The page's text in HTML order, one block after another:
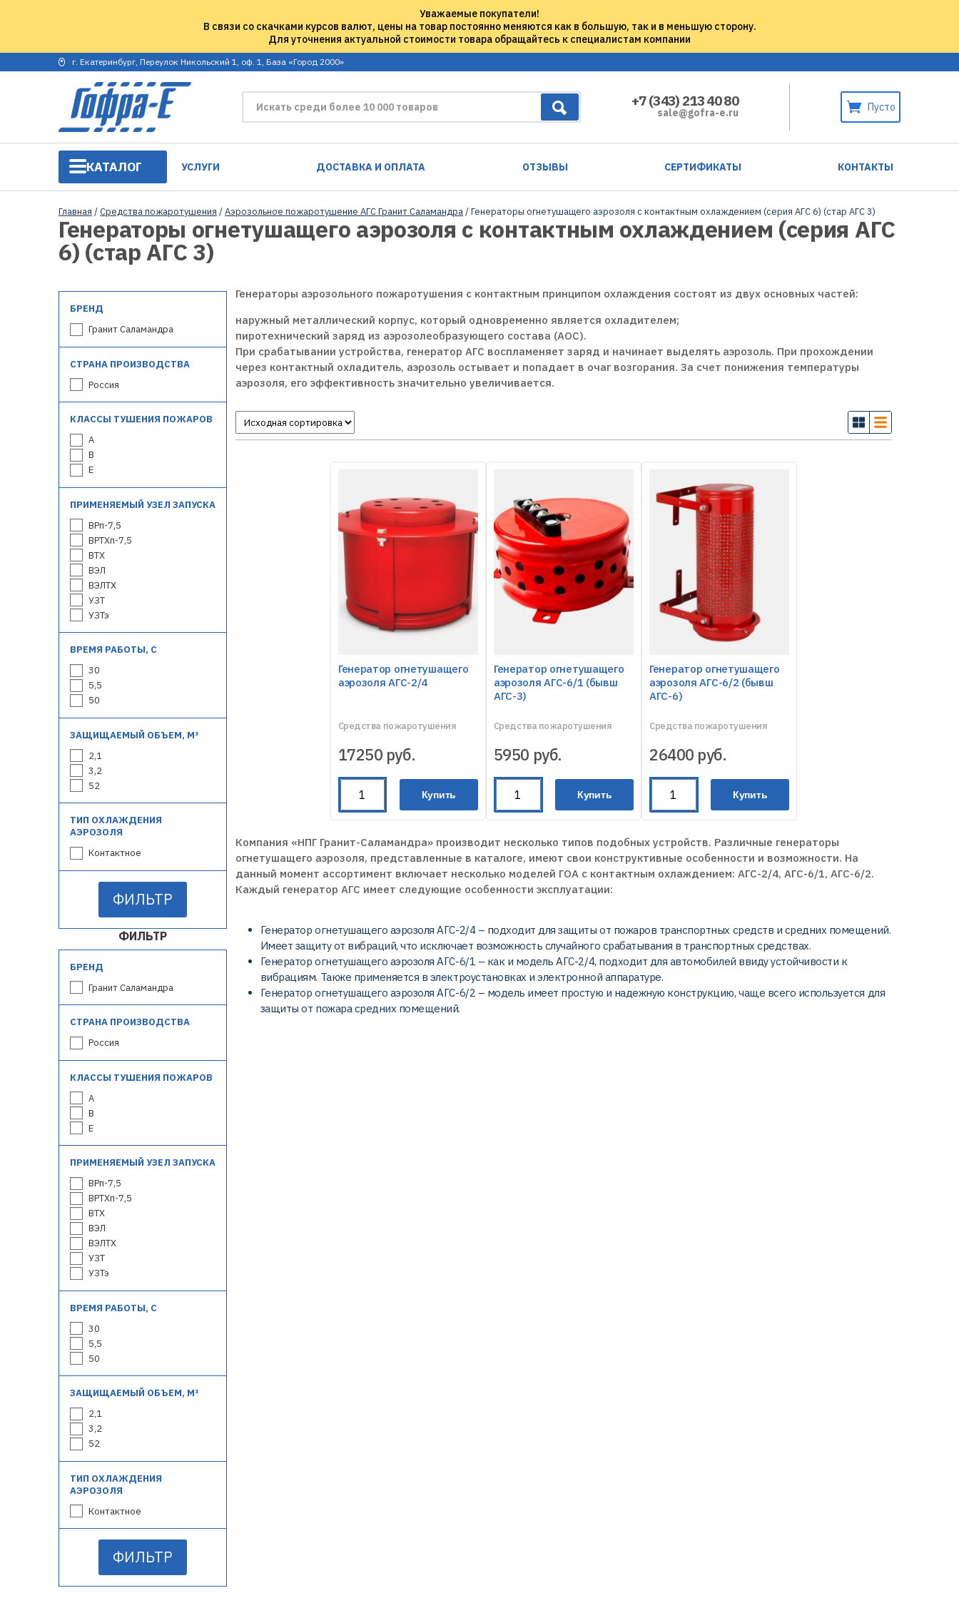
Уважаемые покупатели!
В связи со скачками курсов валют, цены на товар постоянно меняются как в большую, так и в меньшую сторону.
Для уточнения актуальной стоимости товара обращайтесь к специалистам компании
г. Екатеринбург, Переулок Никольский 1, оф. 1, База «Город 2000»
+7 (343) 213 40 80
sale@gofra-e.ru Пусто
КАТАЛОГ УСЛУГИ ДОСТАВКА И ОПЛАТА ОТЗЫВЫ СЕРТИФИКАТЫ КОНТАКТЫ
Главная /Средства пожаротушения /Аэрозольное пожаротушение АГС Гранит Саламандра/ Генераторы огнетушащего аэрозоля с контактным охлаждением (серия АГС 6) (стар АГС 3)
Генераторы огнетушащего аэрозоля с контактным охлаждением (серия АГС
6) (стар АГС 3)
БРЕНД
Гранит Саламандра
СТРАНА ПРОИЗВОДСТВА
Россия
КЛАССЫ ТУШЕНИЯ ПОЖАРОВ
A
B
E
ПРИМЕНЯЕМЫЙ УЗЕЛ ЗАПУСКА
ВРп-7,5
ВРТХп-7,5
ВТХ
ВЭЛ
ВЭЛТХ
УЗТ
УЗТэ
ВРЕМЯ РАБОТЫ, С
30
5,5
50
ЗАЩИЩАЕМЫЙ ОБЪЕМ, М³
2,1
3,2
52
ТИП ОХЛАЖДЕНИЯ
АЭРОЗОЛЯ
Контактное
ФИЛЬТР
ФИЛЬТР
БРЕНД
Гранит Саламандра
СТРАНА ПРОИЗВОДСТВА
Россия
КЛАССЫ ТУШЕНИЯ ПОЖАРОВ
A
B
E
ПРИМЕНЯЕМЫЙ УЗЕЛ ЗАПУСКА
ВРп-7,5
ВРТХп-7,5
ВТХ
ВЭЛ
ВЭЛТХ
УЗТ
УЗТэ
ВРЕМЯ РАБОТЫ, С
30
5,5
50
ЗАЩИЩАЕМЫЙ ОБЪЕМ, М³
2,1
3,2
52
ТИП ОХЛАЖДЕНИЯ
АЭРОЗОЛЯ
Контактное
ФИЛЬТР
Генераторы аэрозольного пожаротушения с контактным принципом охлаждения состоят из двух основных частей:
наружный металлический корпус, который одновременно является охладителем;
пиротехнический заряд из аэрозолеобразующего состава (АОС).
При срабатывании устройства, генератор АГС воспламеняет заряд и начинает выделять аэрозоль. При прохождении
через контактный охладитель, аэрозоль остывает и попадает в очаг возгорания. За счет понижения температуры
аэрозоля, его эффективность значительно увеличивается.
Генератор огнетушащего
аэрозоля АГС-2/4
Средства пожаротушения
17250 руб.
Купить
Генератор огнетушащего
аэрозоля АГС-6/1 (бывш
АГС-3)
Средства пожаротушения
5950 руб.
Купить
Генератор огнетушащего
аэрозоля АГС-6/2 (бывш
АГС-6)
Средства пожаротушения
26400 руб.
Купить
Компания «НПГ Гранит-Саламандра» производит несколько типов подобных устройств. Различные генераторы
огнетушащего аэрозоля, представленные в каталоге, имеют свои конструктивные особенности и возможности. На
данный момент ассортимент включает несколько моделей ГОА с контактным охлаждением: АГС-2/4, АГС-6/1, АГС-6/2.
Каждый генератор АГС имеет следующие особенности эксплуатации:
Генератор огнетушащего аэрозоля АГС-2/4 – подходит для защиты от пожаров транспортных средств и средних помещений.
Имеет защиту от вибраций, что исключает возможность случайного срабатывания в транспортных средствах.
Генератор огнетушащего аэрозоля АГС-6/1 – как и модель АГС-2/4, подходит для автомобилей ввиду устойчивости к
вибрациям. Также применяется в электроустановках и электронной аппаратуре.
Генератор огнетушащего аэрозоля АГС-6/2 – модель имеет простую и надежную конструкцию, чаще всего используется для
защиты от пожара средних помещений.